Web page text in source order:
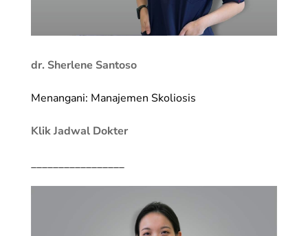
dr. Sherlene Santoso
Menangani: Manajemen Skoliosis
Klik Jadwal Dokter
_________________